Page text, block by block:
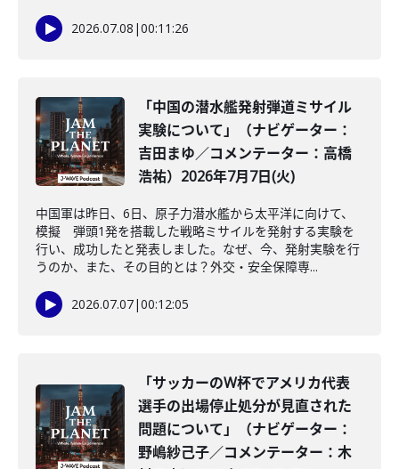
2026.07.08 |00:11:26
「中国の潜水艦発射弾道ミサイル
実験について」（ナビゲーター：
吉田まゆ／コメンテーター：高橋
浩祐）2026年7月7日(火)
中国軍は昨日、6日、原子力潜水艦から太平洋に向けて、
模擬 弾頭1発を搭載した戦略ミサイルを発射する実験を
行い、成功したと発表しました。なぜ、今、発射実験を行
うのか、また、その目的とは？外交・安全保障専...
2026.07.07|00:12:05
「サッカーのW杯でアメリカ代表
選手の出場停止処分が見直された
問題について」（ナビゲーター：
野嶋紗己子／コメンテーター：木